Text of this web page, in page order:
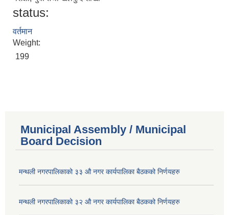
status:
वर्तमान
Weight:
199
Municipal Assembly / Municipal
Board Decision
मन्थली नगरपालिकाको ३३ औ नगर कार्यपालिका बैठकको निर्णयहरु
मन्थली नगरपालिकाको ३२ औ नगर कार्यपालिका बैठकको निर्णयहरु